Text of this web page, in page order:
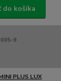
do košíka
9
PLUS LUX